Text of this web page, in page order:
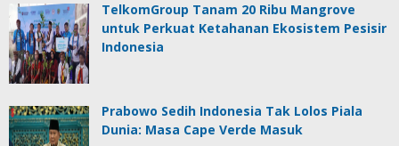
TelkomGroup Tanam 20 Ribu Mangrove
untuk Perkuat Ketahanan Ekosistem Pesisir
Indonesia
Prabowo Sedih Indonesia Tak Lolos Piala
Dunia: Masa Cape Verde Masuk